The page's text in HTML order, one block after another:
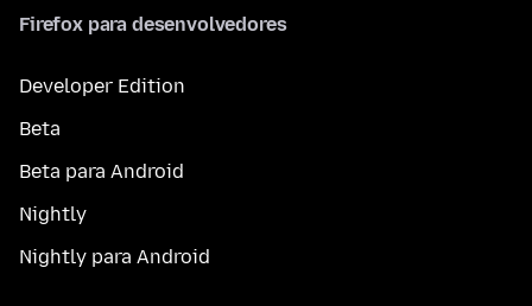
Firefox para desenvolvedores
Developer Edition
Beta
Beta para Android
Nightly
Nightly para Android